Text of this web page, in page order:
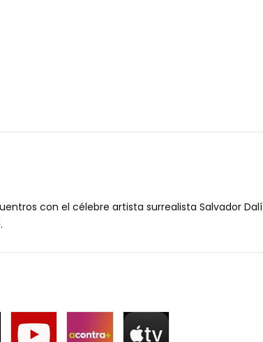
con el célebre artista surrealista Salvador Dalí